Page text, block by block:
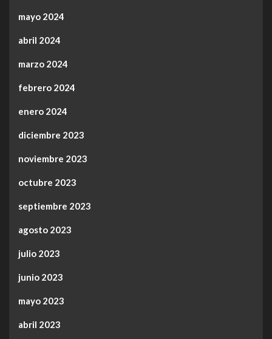
mayo 2024
abril 2024
marzo 2024
febrero 2024
enero 2024
diciembre 2023
noviembre 2023
octubre 2023
septiembre 2023
agosto 2023
julio 2023
junio 2023
mayo 2023
abril 2023